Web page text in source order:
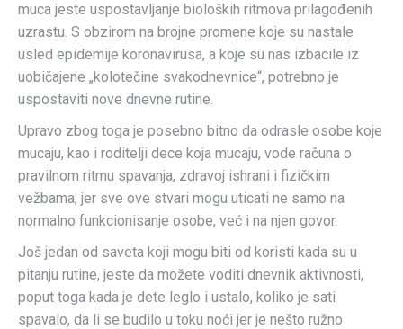
muca jeste uspostavljanje bioloških ritmova prilagođenih
uzrastu. S obzirom na brojne promene koje su nastale
usled epidemije koronavirusa, a koje su nas izbacile iz
uobičajene „kolotečine svakodnevnice“, potrebno je
uspostaviti nove dnevne rutine.
Upravo zbog toga je posebno bitno da odrasle osobe koje
mucaju, kao i roditelji dece koja mucaju, vode računa o
pravilnom ritmu spavanja, zdravoj ishrani i fizičkim
vežbama, jer sve ove stvari mogu uticati ne samo na
normalno funkcionisanje osobe, već i na njen govor.
Još jedan od saveta koji mogu biti od koristi kada su u
pitanju rutine, jeste da možete voditi dnevnik aktivnosti,
poput toga kada je dete leglo i ustalo, koliko je sati
spavalo, da li se budilo u toku noći jer je nešto ružno